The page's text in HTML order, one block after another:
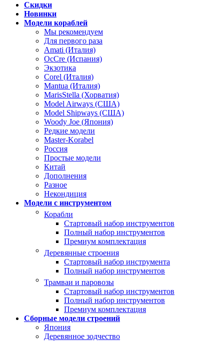
Скидки
Новинки
Модели кораблей
Мы рекомендуем
Для первого раза
Amati (Италия)
OcCre (Испания)
Экзотика
Corel (Италия)
Mantua (Италия)
MarisStella (Хорватия)
Model Airways (США)
Model Shipways (США)
Woody Joe (Япония)
Редкие модели
Master-Korabel
Россия
Простые модели
Китай
Дополнения
Разное
Некондиция
Модели с инструментом
Корабли
Стартовый набор инструментов
Полный набор инструментов
Премиум комплектация
Деревянные строения
Стартовый набор инструмента
Полный набор инструментов
Трамваи и паровозы
Стартовый набор инструментов
Полный набор инструментов
Премиум комплектация
Сборные модели строений
Япония
Деревянное зодчество